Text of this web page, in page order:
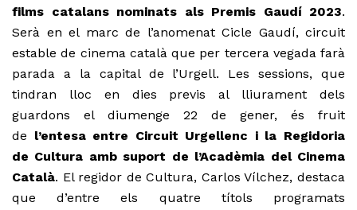
films catalans nominats als Premis Gaudí 2023.
Serà en el marc de l’anomenat Cicle Gaudí, circuit
estable de cinema català que per tercera vegada farà
parada a la capital de l’Urgell. Les sessions, que
tindran lloc en dies previs al lliurament dels
guardons el diumenge 22 de gener, és fruit
de l’entesa entre Circuit Urgellenc i la Regidoria
de Cultura amb suport de l’Acadèmia del Cinema
Català. El regidor de Cultura, Carlos Vílchez, destaca
que d’entre els quatre títols programats